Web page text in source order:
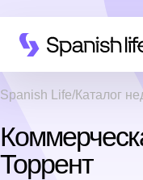
Spanish Life Каталог
Торрент